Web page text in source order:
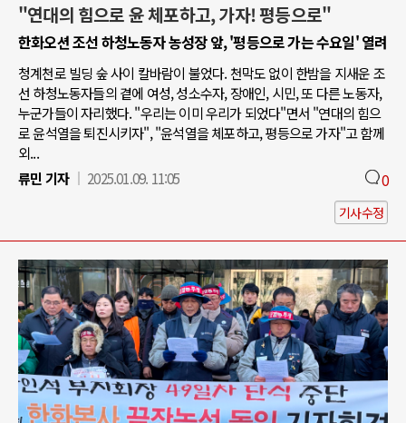
"연대의 힘으로 윤 체포하고, 가자! 평등으로"
한화오션 조선 하청노동자 농성장 앞, '평등으로 가는 수요일' 열려
청계천로 빌딩 숲 사이 칼바람이 불었다. 천막도 없이 한밤을 지새운 조
선 하청노동자들의 곁에 여성, 성소수자, 장애인, 시민, 또 다른 노동자,
누군가들이 자리했다. "우리는 이미 우리가 되었다"면서 "연대의 힘으
로 윤석열을 퇴진시키자", "윤석열을 체포하고, 평등으로 가자"고 함께
외...
류민 기자
2025.01.09. 11:05 0
기사수정